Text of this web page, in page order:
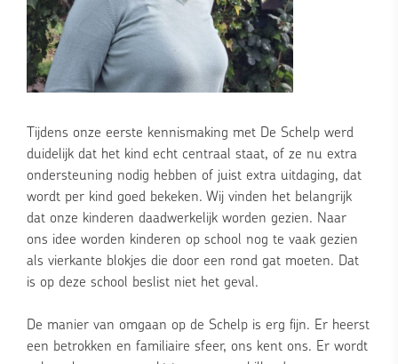
Tijdens onze eerste kennismaking met De Schelp werd
duidelijk dat het kind echt centraal staat, of ze nu extra
ondersteuning nodig hebben of juist extra uitdaging, dat
wordt per kind goed bekeken. Wij vinden het belangrijk
dat onze kinderen daadwerkelijk worden gezien. Naar
ons idee worden kinderen op school nog te vaak gezien
als vierkante blokjes die door een rond gat moeten. Dat
is op deze school beslist niet het geval.
De manier van omgaan op de Schelp is erg fijn. Er heerst
een betrokken en familiaire sfeer, ons kent ons. Er wordt